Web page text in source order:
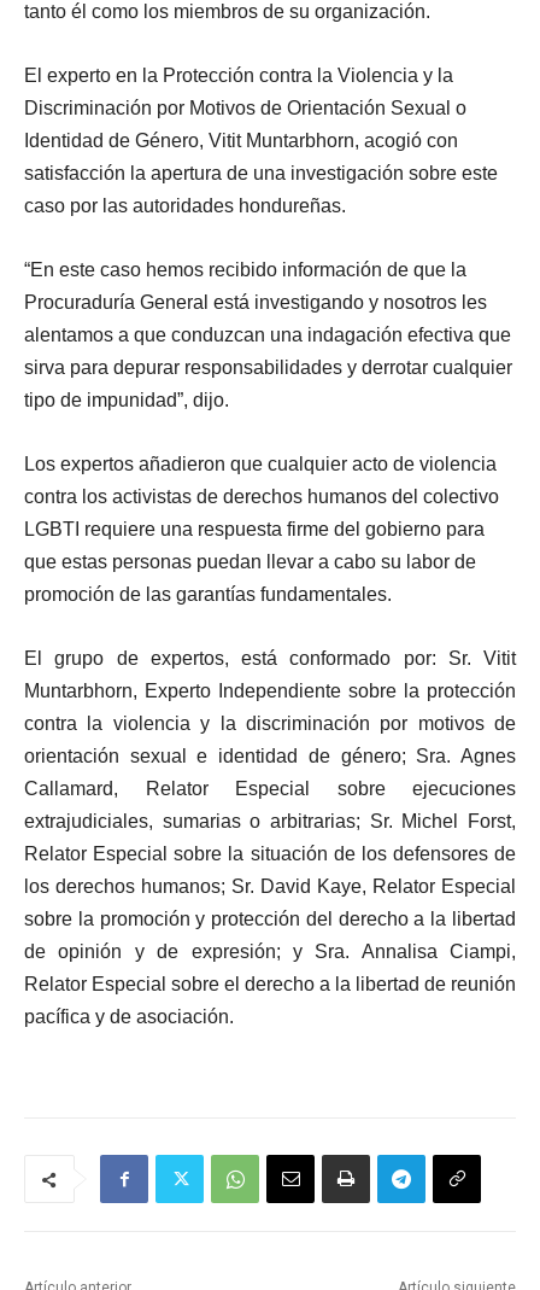
tanto él como los miembros de su organización.
El experto en la Protección contra la Violencia y la
Discriminación por Motivos de Orientación Sexual o
Identidad de Género, Vitit Muntarbhorn, acogió con
satisfacción la apertura de una investigación sobre este
caso por las autoridades hondureñas.
“En este caso hemos recibido información de que la
Procuraduría General está investigando y nosotros les
alentamos a que conduzcan una indagación efectiva que
sirva para depurar responsabilidades y derrotar cualquier
tipo de impunidad”, dijo.
Los expertos añadieron que cualquier acto de violencia
contra los activistas de derechos humanos del colectivo
LGBTI requiere una respuesta firme del gobierno para
que estas personas puedan llevar a cabo su labor de
promoción de las garantías fundamentales.
El grupo de expertos, está conformado por: Sr. Vitit
Muntarbhorn, Experto Independiente sobre la protección
contra la violencia y la discriminación por motivos de
orientación sexual e identidad de género; Sra. Agnes
Callamard, Relator Especial sobre ejecuciones
extrajudiciales, sumarias o arbitrarias; Sr. Michel Forst,
Relator Especial sobre la situación de los defensores de
los derechos humanos; Sr. David Kaye, Relator Especial
sobre la promoción y protección del derecho a la libertad
de opinión y de expresión; y Sra. Annalisa Ciampi,
Relator Especial sobre el derecho a la libertad de reunión
pacífica y de asociación.